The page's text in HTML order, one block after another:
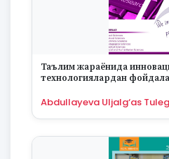
Таълим жараёнида
технологиялардан
Abdullayeva Uljalg‘as